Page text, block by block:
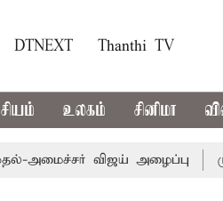
DTNEXT Thanthi TV
உலகம் சினிமா
விஜய் அழைப்பு முன்னாள்